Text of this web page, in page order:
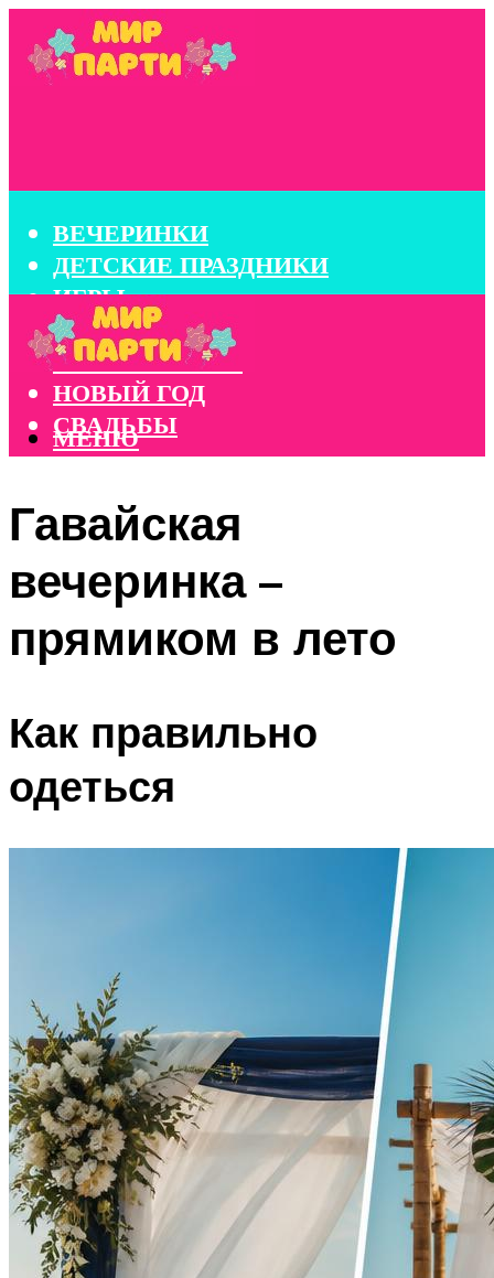
ВЕЧЕРИНКИ
ДЕТСКИЕ ПРАЗДНИКИ
ИГРЫ
КОНКУРСЫ
КОРПОРАТИВЫ
НОВЫЙ ГОД
СВАДЬБЫ
МЕНЮ
Гавайская
вечеринка –
прямиком в лето
Как правильно
одеться